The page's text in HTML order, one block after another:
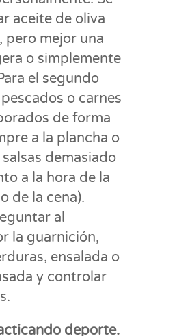
aceite de oliva
pero mejor una
o simplemente
el segundo
o carnes
de forma
a la plancha o
demasiado
a la hora de la
de la cena).
al
la guarnición,
ensalada o
y controlar
deporte.